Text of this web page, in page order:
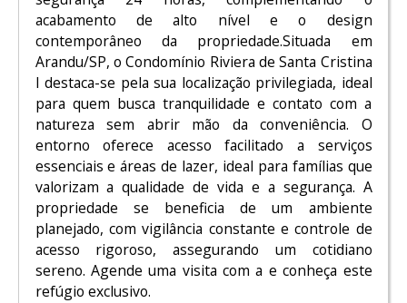
acabamento de alto nível e o design
contemporâneo da propriedade.Situada em
Arandu/SP, o Condomínio Riviera de Santa Cristina
I destaca-se pela sua localização privilegiada, ideal
para quem busca tranquilidade e contato com a
natureza sem abrir mão da conveniência. O
entorno oferece acesso facilitado a serviços
essenciais e áreas de lazer, ideal para famílias que
valorizam a qualidade de vida e a segurança. A
propriedade se beneficia de um ambiente
planejado, com vigilância constante e controle de
acesso rigoroso, assegurando um cotidiano
sereno. Agende uma visita com a e conheça este
refúgio exclusivo.